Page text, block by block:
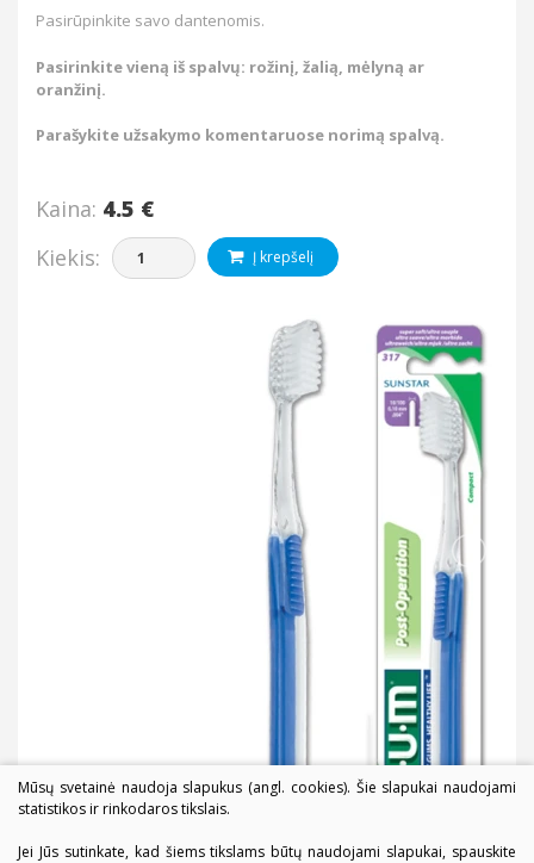
Pasirūpinkite savo dantenomis.
Pasirinkite vieną iš spalvų: rožinį, žalią, mėlyną ar
oranžinį.
Parašykite užsakymo komentaruose norimą spalvą.
Kaina: 4.5 €
Kiekis:
Į krepšelį
Mūsų svetainė naudoja slapukus (angl. cookies). Šie slapukai naudojami
statistikos ir rinkodaros tikslais.
Jei Jūs sutinkate, kad šiems tikslams būtų naudojami slapukai, spauskite